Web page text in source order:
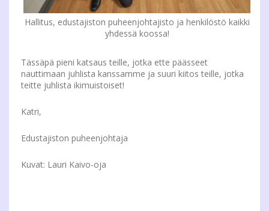
Hallitus, edustajiston puheenjohtajisto ja henkilöstö kaikki
yhdessä koossa!
Tässäpä pieni katsaus teille, jotka ette päässeet
nauttimaan juhlista kanssamme ja suuri kiitos teille, jotka
teitte juhlista ikimuistoiset!
Katri,
Edustajiston puheenjohtaja
Kuvat: Lauri Kaivo-oja